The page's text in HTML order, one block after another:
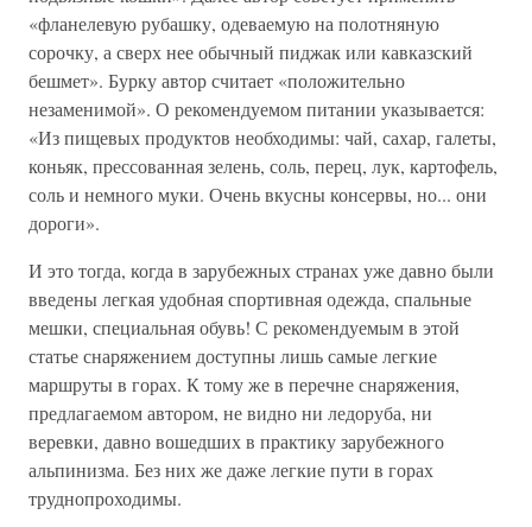
«фланелевую рубашку, одеваемую на полотняную
сорочку, а сверх нее обычный пиджак или кавказский
бешмет». Бурку автор считает «положительно
незаменимой». О рекомендуемом питании указывается:
«Из пищевых продуктов необходимы: чай, сахар, галеты,
коньяк, прессованная зелень, соль, перец, лук, картофель,
соль и немного муки. Очень вкусны консервы, но... они
дороги».
И это тогда, когда в зарубежных странах уже давно были
введены легкая удобная спортивная одежда, спальные
мешки, специальная обувь! С рекомендуемым в этой
статье снаряжением доступны лишь самые легкие
маршруты в горах. К тому же в перечне снаряжения,
предлагаемом автором, не видно ни ледоруба, ни
веревки, давно вошедших в практику зарубежного
альпинизма. Без них же даже легкие пути в горах
труднопроходимы.